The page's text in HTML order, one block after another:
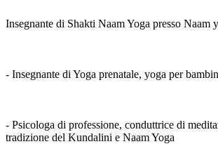
Insegnante di Shakti Naam Yoga presso Naam
- Insegnante di Yoga prenatale, yoga per
- Psicologa di professione, conduttrice di
tradizione del Kundalini e Naam Yoga